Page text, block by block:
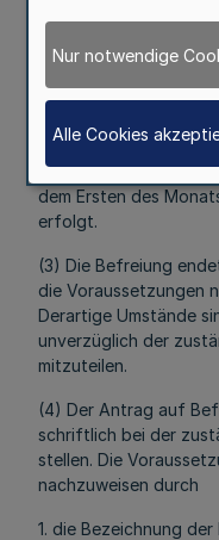
(2) Die Befreiung
Ersten des Monats, in
Absatz 1 vorliegen,
Absatz 1 gestellt
späteren Zeitpunkt
dem Ersten des
erfolgt.
(3) Die Befreiung
die Voraussetzungen
Derartige Umstände
unverzüglich der
mitzuteilen.
(4) Der Antrag auf
schriftlich bei der
stellen. Die
nachzuweisen durch
1. die Bezeichnung
Nur notwendige
Alle Cookies